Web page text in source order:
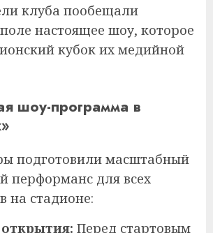
клуба пообещали
настоящее шоу, которое
кубок их медийной
шоу-программа в
подготовили масштабный
перформанс для всех
на стадионе:
Перед стартовым